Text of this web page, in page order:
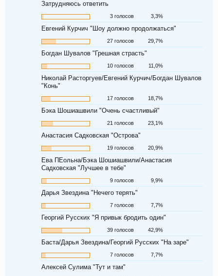
Затрудняюсь ответить
3 голосов 3,3%
Евгений Курчич "Шоу должно продолжаться"
27 голосов 29,7%
Богдан Шувалов "Грешная страсть"
10 голосов 11,0%
Николай Расторгуев/Евгений Курчич/Богдан Шувалов
"Конь"
17 голосов 18,7%
Бэка Шошиашвили "Очень счастливый"
21 голосов 23,1%
Анастасия Садковская "Острова"
19 голосов 20,9%
Ева ПЕольна/Бэка Шошиашвили/Анастасия
Садковская "Лучшее в тебе"
9 голосов 9,9%
Дарья Звездина "Нечего терять"
7 голосов 7,7%
Георгий Русских "Я привык бродить один"
39 голосов 42,9%
Баста/Дарья Звездина/Георгий Русских "На заре"
7 голосов 7,7%
Алексей Сулима "Тут и там"